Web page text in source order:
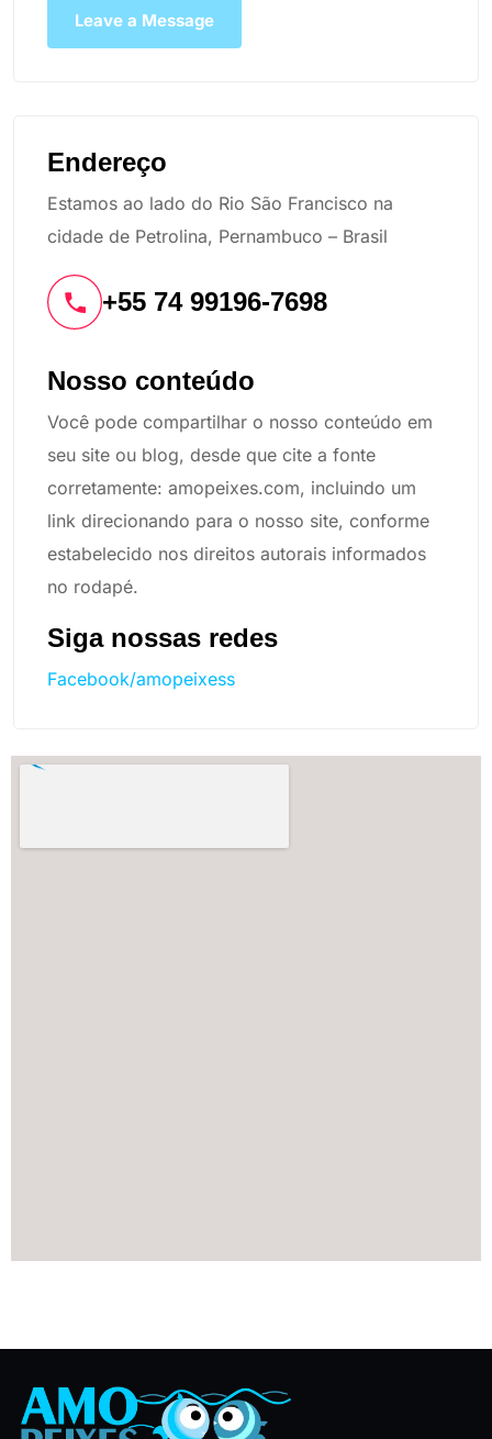
Endereço
Estamos ao lado do Rio São Francisco na
cidade de Petrolina, Pernambuco – Brasil
+55 74 99196-7698
Nosso conteúdo
Você pode compartilhar o nosso conteúdo em
seu site ou blog, desde que cite a fonte
corretamente: amopeixes.com, incluindo um
link direcionando para o nosso site, conforme
estabelecido nos direitos autorais informados
no rodapé.
Siga nossas redes
Facebook/amopeixess